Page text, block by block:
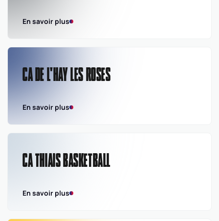
En savoir plus
CA DE L'HAY LES ROSES
En savoir plus
CA THIAIS BASKETBALL
En savoir plus